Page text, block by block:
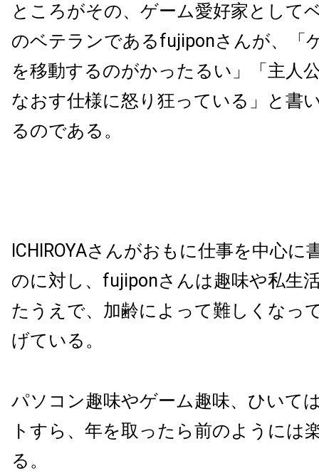
ところがその、ゲーム愛好家として
のベテランであるfujiponさんが、「
を移動するのがかったるい」「主人
なおす仕様に怒り狂っている」と書
るのである。
ICHIROYAさんがおもに仕事を中心に
のに対し、fujiponさんは趣味や私生
たうえで、加齢によって難しくなっ
げている。
パソコン趣味やゲーム趣味、ひいて
トすら、年を取ったら前のようには
る。